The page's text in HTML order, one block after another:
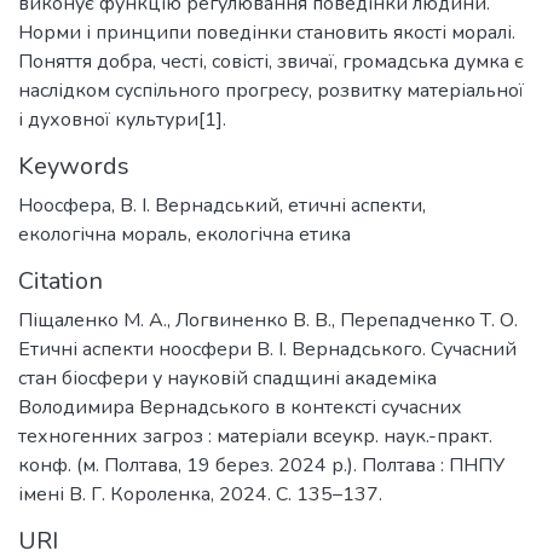
Норми і принципи поведінки становить якості моралі.
Поняття добра, честі, совісті, звичаї, громадська думка є
наслідком суспільного прогресу, розвитку матеріальної
і духовної культури[1].
Keywords
Ноосфера, В. І. Вернадський, етичні аспекти,
екологічна мораль, екологічна етика
Citation
Піщаленко М. А., Логвиненко В. В., Перепадченко Т. О.
Етичні аспекти ноосфери В. І. Вернадського. Сучасний
стан біосфери у науковій спадщині академіка
Володимира Вернадського в контексті сучасних
техногенних загроз : матеріали всеукр. наук.-практ.
конф. (м. Полтава, 19 берез. 2024 р.). Полтава : ПНПУ
імені В. Г. Короленка, 2024. С. 135–137.
URI